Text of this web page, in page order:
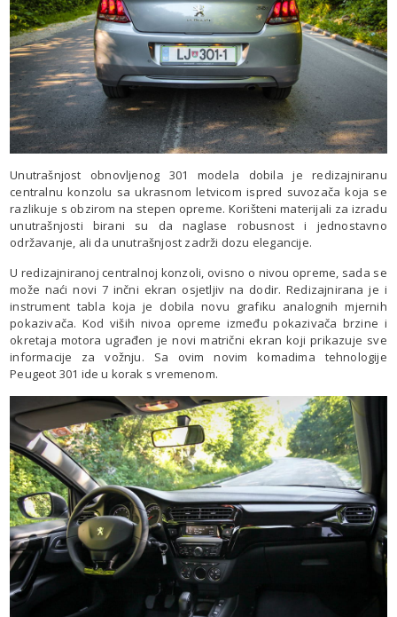
Unutrašnjost obnovljenog 301 modela dobila je redizajniranu
centralnu konzolu sa ukrasnom letvicom ispred suvozača koja se
razlikuje s obzirom na stepen opreme. Korišteni materijali za izradu
unutrašnjosti birani su da naglase robusnost i jednostavno
održavanje, ali da unutrašnjost zadrži dozu elegancije.
U redizajniranoj centralnoj konzoli, ovisno o nivou opreme, sada se
može naći novi 7 inčni ekran osjetljiv na dodir. Redizajnirana je i
instrument tabla koja je dobila novu grafiku analognih mjernih
pokazivača. Kod viših nivoa opreme između pokazivača brzine i
okretaja motora ugrađen je novi matrični ekran koji prikazuje sve
informacije za vožnju. Sa ovim novim komadima tehnologije
Peugeot 301 ide u korak s vremenom.